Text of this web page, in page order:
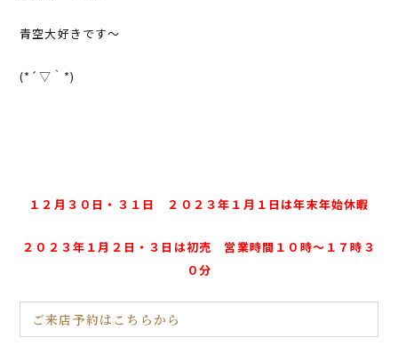
青空大好きです～
(*´▽｀*)
１２月３０日・３１日 ２０２３年１月１日は年末年始休暇
２０２３年１月２日・３日は初売 営業時間１０時～１７時３
０分
ご来店予約はこちらから